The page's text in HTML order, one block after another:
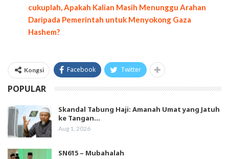
cukuplah, Apakah Kalian Masih Menunggu Arahan
Daripada Pemerintah untuk Menyokong Gaza
Hashem?
Kongsi Facebook Twitter
POPULAR
Skandal Tabung Haji: Amanah Umat yang Jatuh
ke Tangan…
Aug 1, 2026
SN615 – Mubahalah